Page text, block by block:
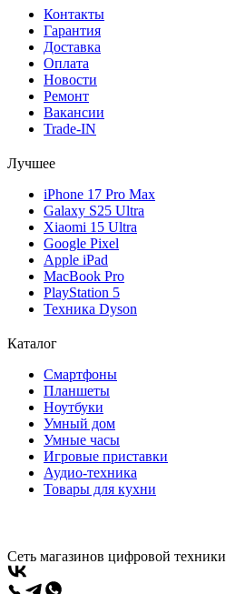
Контакты
Гарантия
Доставка
Оплата
Новости
Ремонт
Вакансии
Trade-IN
Лучшее
iPhone 17 Pro Max
Galaxy S25 Ultra
Xiaomi 15 Ultra
Google Pixel
Apple iPad
MacBook Pro
PlayStation 5
Техника Dyson
Каталог
Смартфоны
Планшеты
Ноутбуки
Умный дом
Умные часы
Игровые приставки
Аудио-техника
Товары для кухни
Сеть магазинов цифровой техники